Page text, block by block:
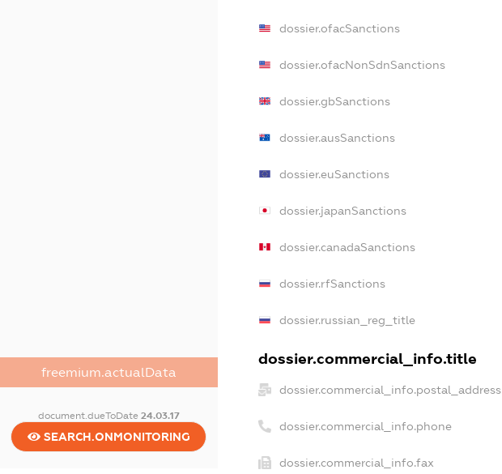
freemium.actualData
document.dueToDate 24.03.17
SEARCH.ONMONITORING
dossier.ofacSanctions
dossier.ofacNonSdnSanctions
dossier.gbSanctions
dossier.ausSanctions
dossier.euSanctions
dossier.japanSanctions
dossier.canadaSanctions
dossier.rfSanctions
dossier.russian_reg_title
dossier.commercial_info.title
dossier.commercial_info.postal_address
dossier.commercial_info.phone
dossier.commercial_info.fax